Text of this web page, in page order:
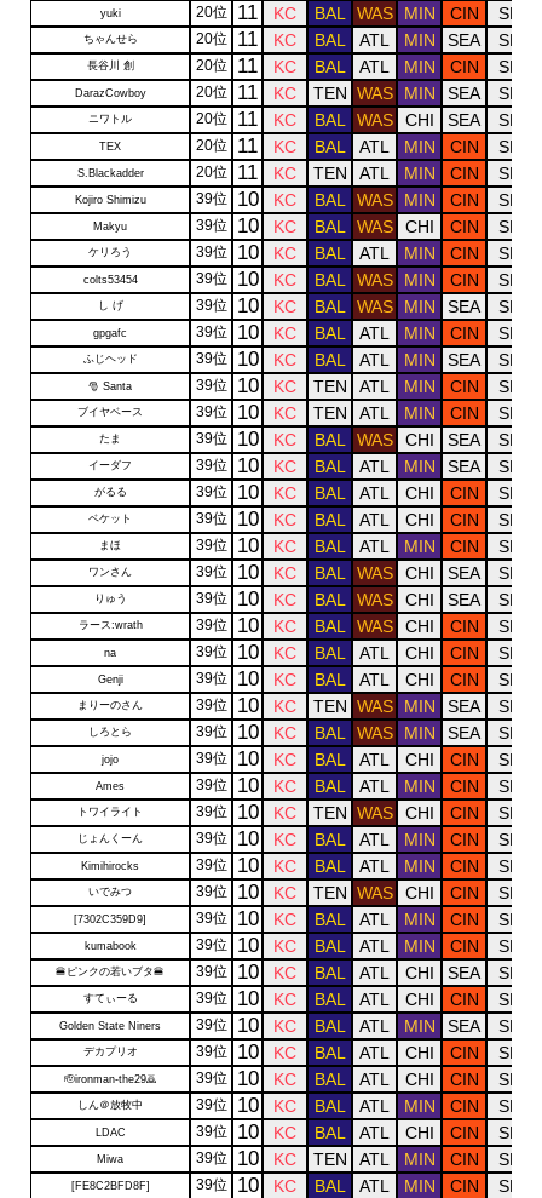
yuki 20位 11 KC BAL WAS MIN CIN SF
ちゃんせら 20位 11 KC BAL ATL MIN SEA SF
長谷川 創 20位 11 KC BAL ATL MIN CIN SF
DarazCowboy 20位 11 KC TEN WAS MIN SEA SF
ニワトル 20位 11 KC BAL WAS CHI SEA SF
TEX 20位 11 KC BAL ATL MIN CIN SF
S.Blackadder 20位 11 KC TEN ATL MIN CIN SF
Kojiro Shimizu 39位 10 KC BAL WAS MIN CIN SF
Makyu 39位 10 KC BAL WAS CHI CIN SF
ケリろう 39位 10 KC BAL ATL MIN CIN SF
colts53454 39位 10 KC BAL WAS MIN CIN SF
し げ 39位 10 KC BAL WAS MIN SEA SF
gpgafc 39位 10 KC BAL ATL MIN CIN SF
ふじヘッド 39位 10 KC BAL ATL MIN SEA SF
🎅 Santa 39位 10 KC TEN ATL MIN CIN SF
ブイヤベース 39位 10 KC TEN ATL MIN CIN SF
たま 39位 10 KC BAL WAS CHI SEA SF
イーダフ 39位 10 KC BAL ATL MIN SEA SF
がるる 39位 10 KC BAL ATL CHI CIN SF
ベケット 39位 10 KC BAL ATL CHI CIN SF
まほ 39位 10 KC BAL ATL MIN CIN SF
ワンさん 39位 10 KC BAL WAS CHI SEA SF
りゅう 39位 10 KC BAL WAS CHI SEA SF
ラース:wrath 39位 10 KC BAL WAS CHI CIN SF
na 39位 10 KC BAL ATL CHI CIN SF
Genji 39位 10 KC BAL ATL CHI CIN SF
まりーのさん 39位 10 KC TEN WAS MIN SEA SF
しろとら 39位 10 KC BAL WAS MIN SEA SF
jojo 39位 10 KC BAL ATL CHI CIN SF
Ames 39位 10 KC BAL ATL MIN CIN SF
トワイライト 39位 10 KC TEN WAS CHI CIN SF
じょんくーん 39位 10 KC BAL ATL MIN CIN SF
Kimihirocks 39位 10 KC BAL ATL MIN CIN SF
いでみつ 39位 10 KC TEN WAS CHI CIN SF
[7302C359D9] 39位 10 KC BAL ATL MIN CIN SF
kumabook 39位 10 KC BAL ATL MIN CIN SF
🍔ピンクの若いブタ🍔 39位 10 KC BAL ATL CHI SEA SF
すてぃーる 39位 10 KC BAL ATL CHI CIN SF
Golden State Niners 39位 10 KC BAL ATL MIN SEA SF
デカプリオ 39位 10 KC BAL ATL CHI CIN SF
🫡ironman-the29🙇 39位 10 KC BAL ATL CHI CIN SF
しん＠放牧中 39位 10 KC BAL ATL MIN CIN SF
LDAC 39位 10 KC BAL ATL CHI CIN SF
Miwa 39位 10 KC TEN ATL MIN CIN SF
[FE8C2BFD8F] 39位 10 KC BAL ATL MIN CIN SF